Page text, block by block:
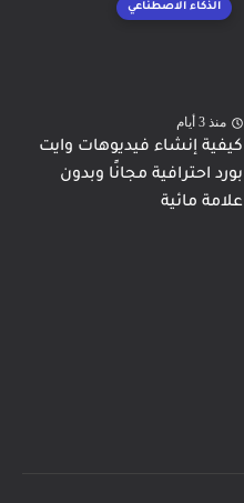
الذكاء الاصطناعي
منذ 3 أيام
كيفية إنشاء فيديوهات وايت
بورد احترافية مجانًا وبدون
علامة مائية